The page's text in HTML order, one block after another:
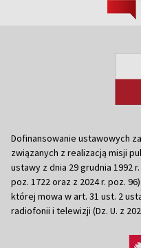
Dofinansowanie ustawowych
związanych z realizacją misji
ustawy z dnia 29 grudnia 1992
poz. 1722 oraz z 2024 r. poz.
której mowa w art. 31 ust. 2
radiofonii i telewizji (Dz. U. z